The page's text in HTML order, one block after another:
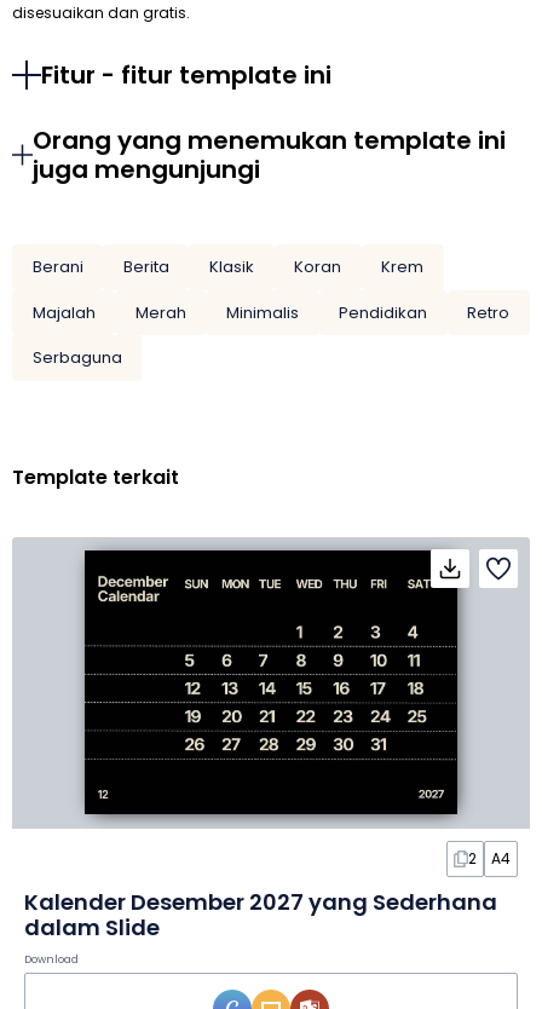
disesuaikan dan gratis.
Fitur - fitur template ini
Orang yang menemukan template ini
juga mengunjungi
Berani Berita Klasik Koran
Krem
Majalah
Merah Minimalis Pendidikan
Retro
Serbaguna
Template terkait
2 A4
Kalender Desember 2027 yang Sederhana
dalam Slide
Download